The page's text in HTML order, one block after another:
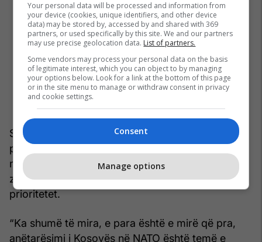
Siç thotë Gashi kjo deklaratë nuk e bënë të
pamundur antarësimin e Kosovës në organizatën
më të fuqishme ushtarake, por për shkak të
zhvillimeve gjeopolitike kanë lëvizur edhe
prioritetet.
“Ka shumë të mira, e para është e mirë që pra,
anëtarësimi i Kosovës në NATO është temë e
Your personal data will be processed and information from
your device (cookies, unique identifiers, and other device
data) may be stored by, accessed by and shared with 369
partners, or used specifically by this site. We and our partners
may use precise geolocation data. List of partners.
Some vendors may process your personal data on the basis
of legitimate interest, which you can object to by managing
your options below. Look for a link at the bottom of this page
or in the site menu to manage or withdraw consent in privacy
and cookie settings.
Consent
Manage options